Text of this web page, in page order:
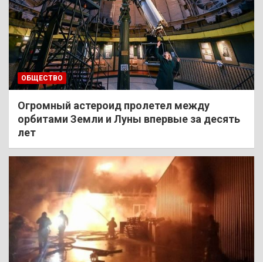
ОБЩЕСТВО
Огромный астероид пролетел между
орбитами Земли и Луны впервые за десять
лет